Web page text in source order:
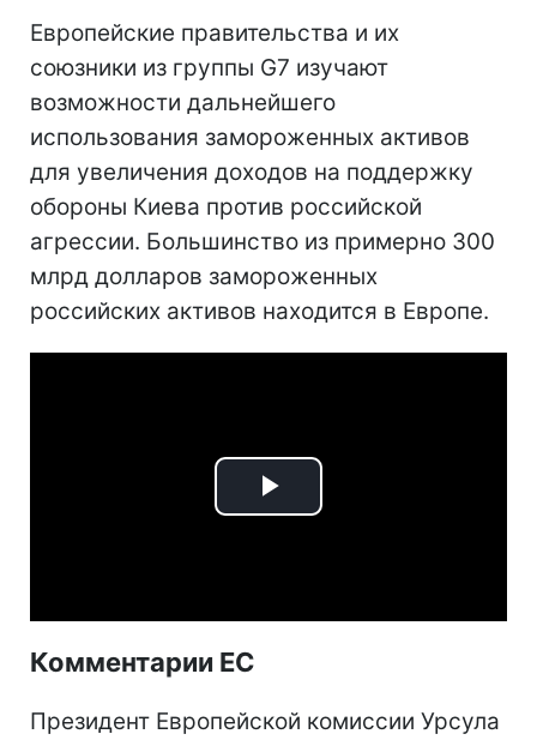
Европейские правительства и их
союзники из группы G7 изучают
возможности дальнейшего
использования замороженных активов
для увеличения доходов на поддержку
обороны Киева против российской
агрессии. Большинство из примерно 300
млрд долларов замороженных
российских активов находится в Европе.
Play
Комментарии ЕС
Президент Европейской комиссии Урсула